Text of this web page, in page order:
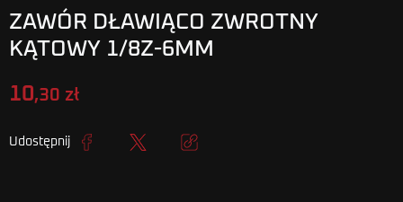
ZAWÓR DŁAWIĄCO ZWROTNY
KĄTOWY 1/8Z-6MM
10,30 zł
Udostępnij